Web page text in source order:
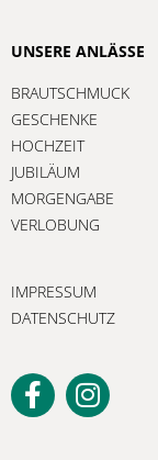
UNSERE ANLÄSSE
BRAUTSCHMUCK
GESCHENKE
HOCHZEIT
JUBILÄUM
MORGENGABE
VERLOBUNG
IMPRESSUM
DATENSCHUTZ